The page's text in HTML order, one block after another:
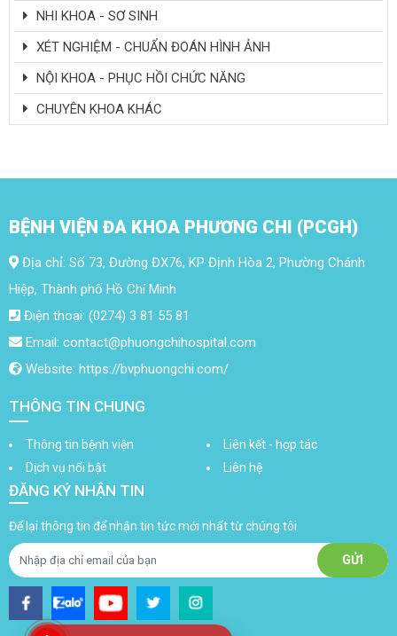
NHI KHOA - SƠ SINH
XÉT NGHIỆM - CHUẨN ĐOÁN HÌNH ẢNH
NỘI KHOA - PHỤC HỒI CHỨC NĂNG
CHUYÊN KHOA KHÁC
BỆNH VIỆN ĐA KHOA PHƯƠNG CHI (PCGH)
Địa chỉ: Số 73, Đường ĐX76, KP Định Hòa 2, Phường Chánh
Hiệp, Thành phố Hồ Chí Minh
Điện thoại: (0274) 3 81 55 81
Email: contact@phuongchihospital.com
Website: https://bvphuongchi.com/
THÔNG TIN CHUNG
Thông tin bệnh viện
Liên kết - hợp tác
Dịch vụ nổi bật
Liên hệ
ĐĂNG KÝ NHẬN TIN
Để lại thông tin để nhận tin tức mới nhất từ chúng tôi